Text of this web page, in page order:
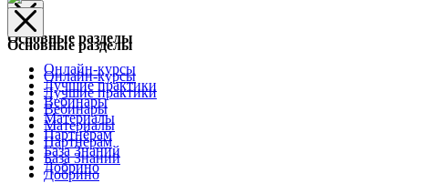
Основные разделы
Онлайн-курсы
Лучшие практики
Вебинары
Материалы
Партнёрам
База Знаний
Добрино
Основные разделы
Онлайн-курсы
Лучшие практики
Вебинары
Материалы
Партнёрам
База Знаний
Добрино